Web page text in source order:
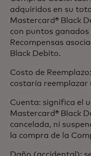
adquiridos en su
Mastercard® Black
con puntos
Recompensas
Black Debito.
Costo de
costaría reemplazar
Cuenta: significa el
Mastercard® Black
cancelada, ni
la compra de la